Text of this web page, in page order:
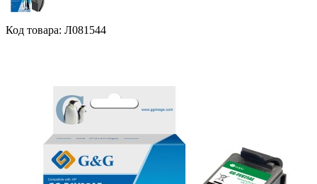
Код товара: Л081544